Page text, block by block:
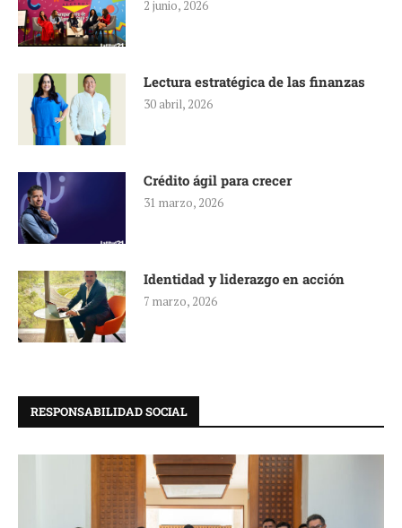
2 junio, 2026
Lectura estratégica de las finanzas
30 abril, 2026
Crédito ágil para crecer
31 marzo, 2026
Identidad y liderazgo en acción
7 marzo, 2026
RESPONSABILIDAD SOCIAL